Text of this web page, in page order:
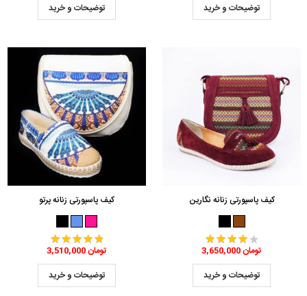
توضیحات و خرید
توضیحات و خرید
کیف پاسپورتی زنانه نگارین
3,650,000 تومان
توضیحات و خرید
کیف پاسپورتی زنانه پرتو
3,510,000 تومان
توضیحات و خرید